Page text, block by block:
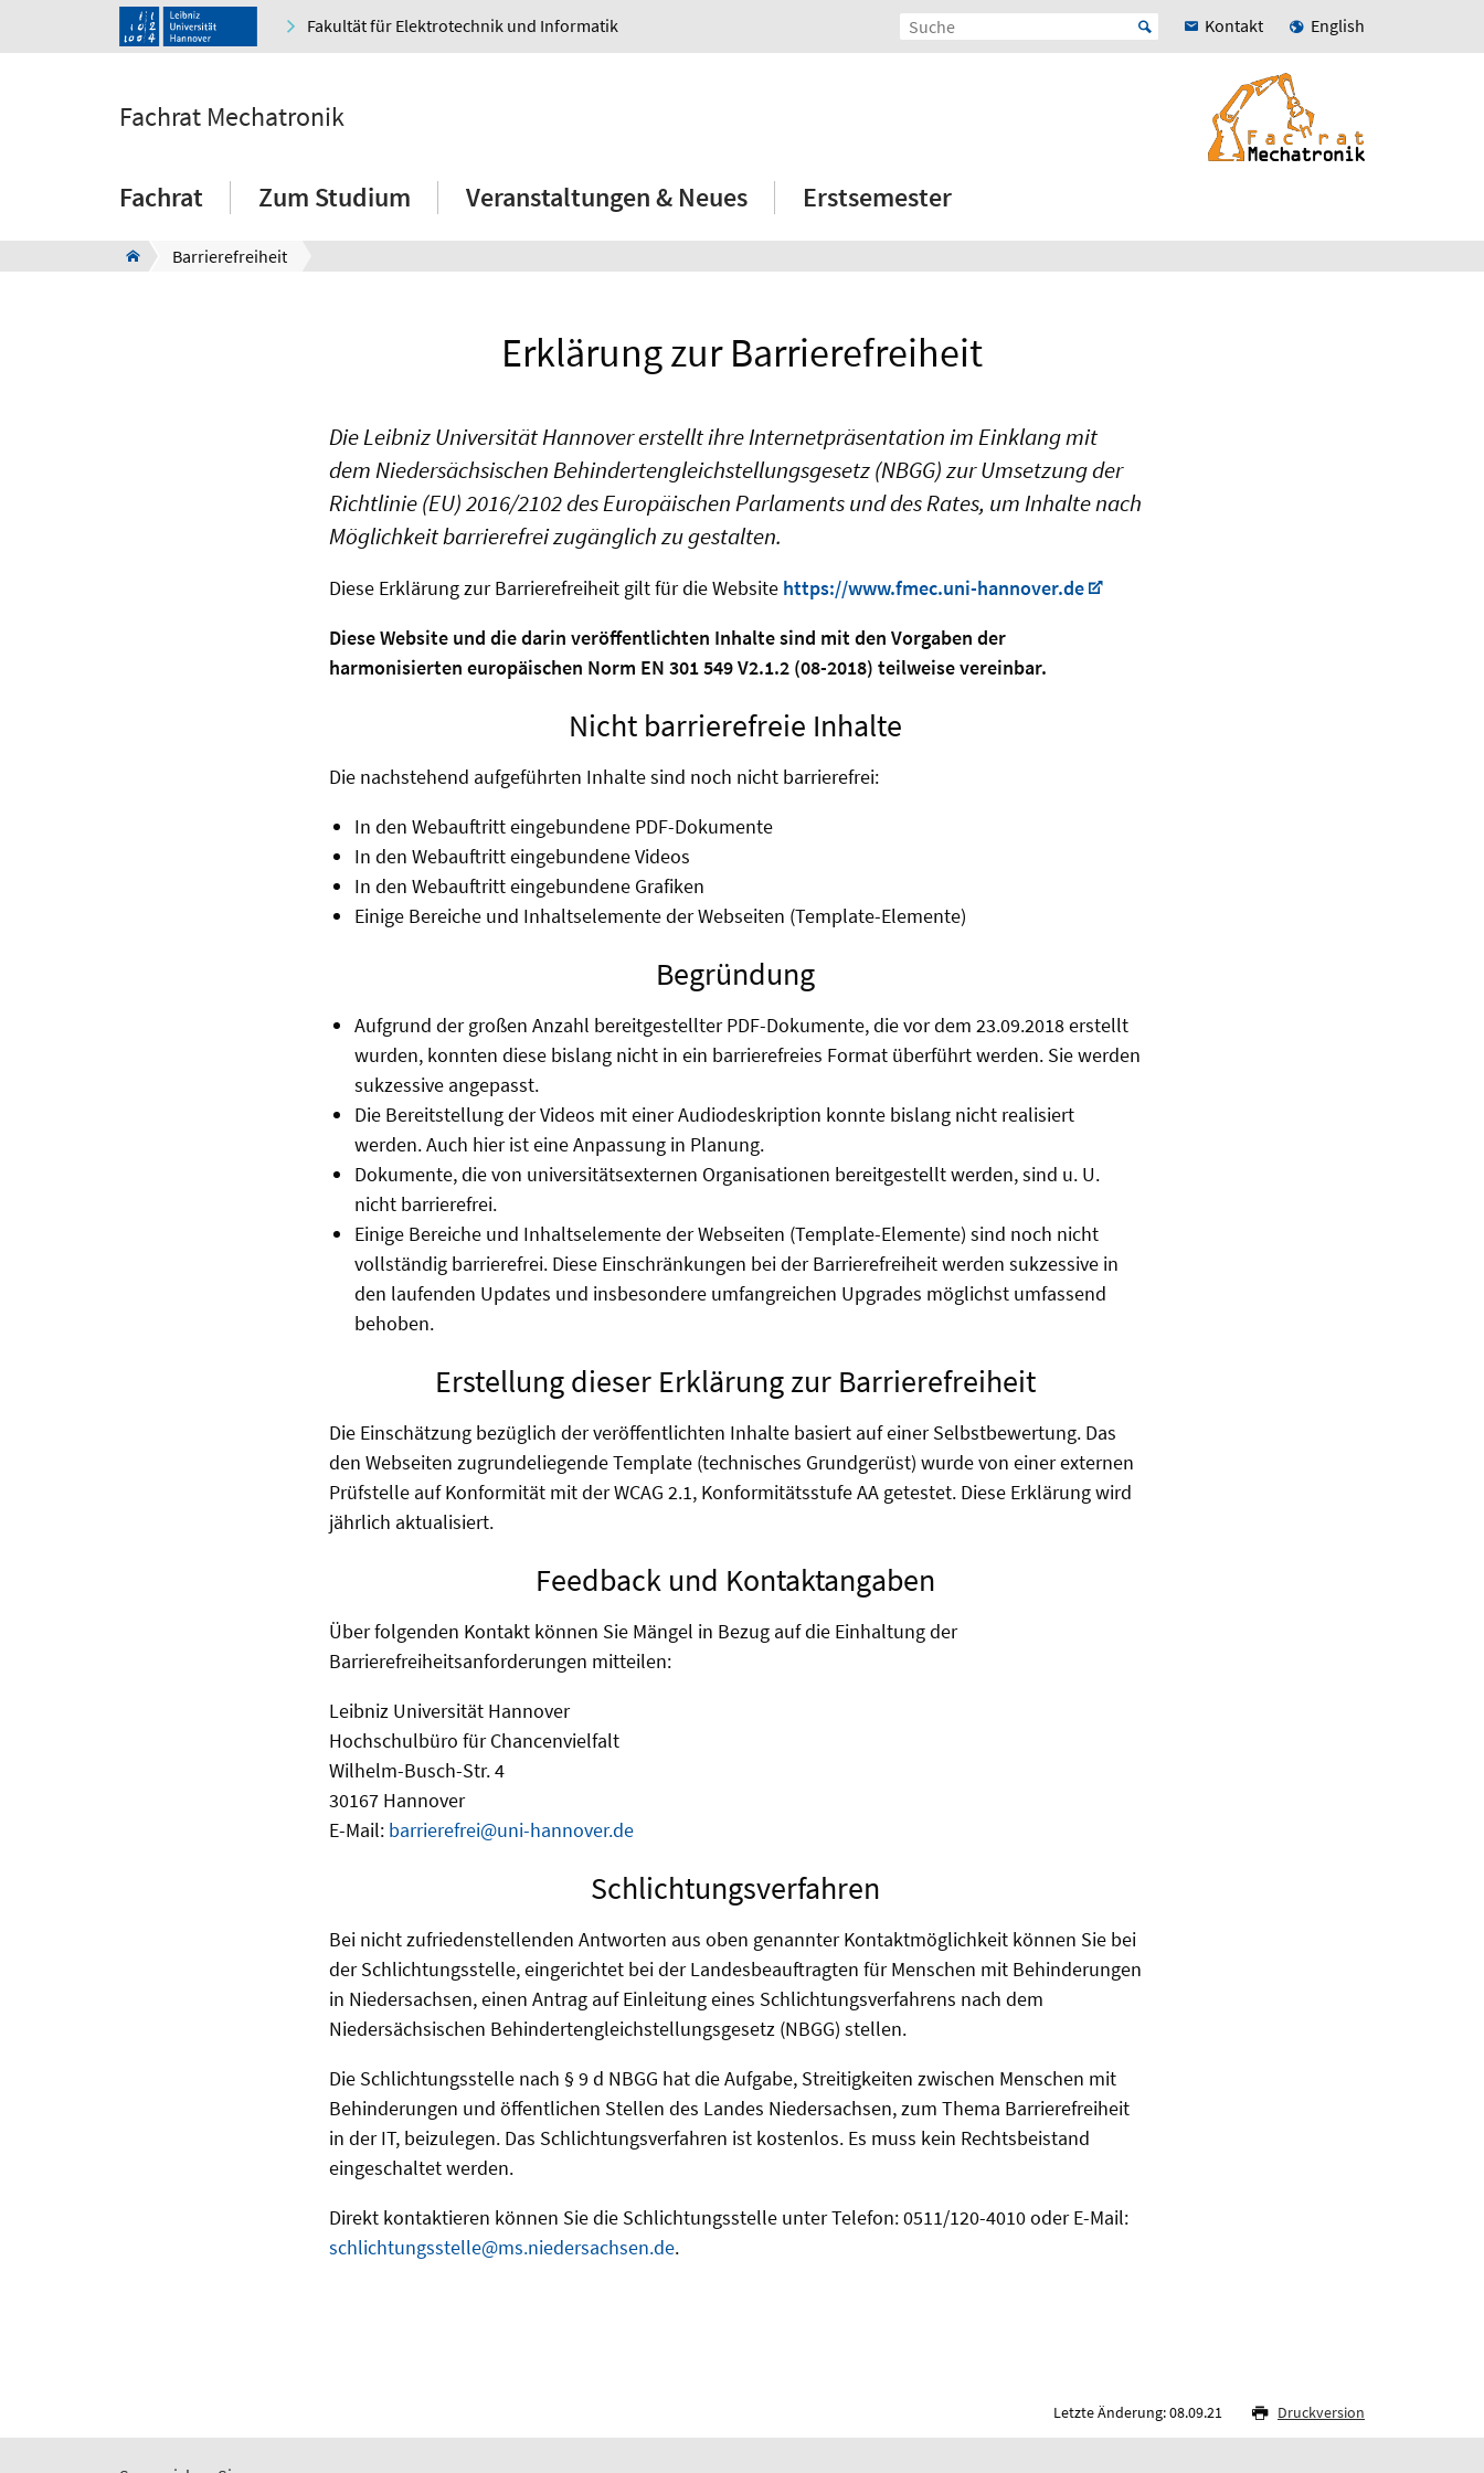
Fakultät für Elektrotechnik und Informatik Kontakt English
Fachrat Mechatronik
Fachrat Zum Studium Veranstaltungen & Neues Erstsemester
Barrierefreiheit
Erklärung zur Barrierefreiheit
Die Leibniz Universität Hannover erstellt ihre Internetpräsentation im Einklang mit
dem Niedersächsischen Behindertengleichstellungsgesetz (NBGG) zur Umsetzung der
Richtlinie (EU) 2016/2102 des Europäischen Parlaments und des Rates, um Inhalte nach
Möglichkeit barrierefrei zugänglich zu gestalten.
Diese Erklärung zur Barrierefreiheit gilt für die Website https://www.fmec.uni-hannover.de
Diese Website und die darin veröffentlichten Inhalte sind mit den Vorgaben der
harmonisierten europäischen Norm EN 301 549 V2.1.2 (08-2018) teilweise vereinbar.
Nicht barrierefreie Inhalte
Die nachstehend aufgeführten Inhalte sind noch nicht barrierefrei:
In den Webauftritt eingebundene PDF-Dokumente
In den Webauftritt eingebundene Videos
In den Webauftritt eingebundene Grafiken
Einige Bereiche und Inhaltselemente der Webseiten (Template-Elemente)
Begründung
Aufgrund der großen Anzahl bereitgestellter PDF-Dokumente, die vor dem 23.09.2018 erstellt
wurden, konnten diese bislang nicht in ein barrierefreies Format überführt werden. Sie werden
sukzessive angepasst.
Die Bereitstellung der Videos mit einer Audiodeskription konnte bislang nicht realisiert
werden. Auch hier ist eine Anpassung in Planung.
Dokumente, die von universitätsexternen Organisationen bereitgestellt werden, sind u. U.
nicht barrierefrei.
Einige Bereiche und Inhaltselemente der Webseiten (Template-Elemente) sind noch nicht
vollständig barrierefrei. Diese Einschränkungen bei der Barrierefreiheit werden sukzessive in
den laufenden Updates und insbesondere umfangreichen Upgrades möglichst umfassend
behoben.
Erstellung dieser Erklärung zur Barrierefreiheit
Die Einschätzung bezüglich der veröffentlichten Inhalte basiert auf einer Selbstbewertung. Das
den Webseiten zugrundeliegende Template (technisches Grundgerüst) wurde von einer externen
Prüfstelle auf Konformität mit der WCAG 2.1, Konformitätsstufe AA getestet. Diese Erklärung wird
jährlich aktualisiert.
Feedback und Kontaktangaben
Über folgenden Kontakt können Sie Mängel in Bezug auf die Einhaltung der
Barrierefreiheitsanforderungen mitteilen:
Leibniz Universität Hannover
Hochschulbüro für Chancenvielfalt
Wilhelm-Busch-Str. 4
30167 Hannover
E-Mail: barrierefrei@uni-hannover.de
Schlichtungsverfahren
Bei nicht zufriedenstellenden Antworten aus oben genannter Kontaktmöglichkeit können Sie bei
der Schlichtungsstelle, eingerichtet bei der Landesbeauftragten für Menschen mit Behinderungen
in Niedersachsen, einen Antrag auf Einleitung eines Schlichtungsverfahrens nach dem
Niedersächsischen Behindertengleichstellungsgesetz (NBGG) stellen.
Die Schlichtungsstelle nach § 9 d NBGG hat die Aufgabe, Streitigkeiten zwischen Menschen mit
Behinderungen und öffentlichen Stellen des Landes Niedersachsen, zum Thema Barrierefreiheit
in der IT, beizulegen. Das Schlichtungsverfahren ist kostenlos. Es muss kein Rechtsbeistand
eingeschaltet werden.
Direkt kontaktieren können Sie die Schlichtungsstelle unter Telefon: 0511/120-4010 oder E-Mail:
schlichtungsstelle@ms.niedersachsen.de.
Letzte Änderung: 08.09.21 Druckversion